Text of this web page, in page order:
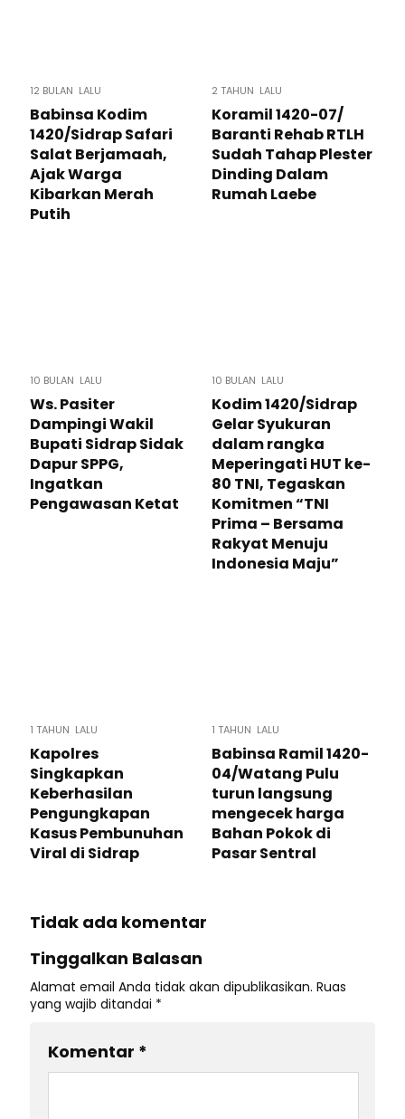
12 BULAN LALU
Babinsa Kodim
1420/Sidrap Safari
Salat Berjamaah,
Ajak Warga
Kibarkan Merah
Putih
2 TAHUN LALU
Koramil 1420-07/
Baranti Rehab RTLH
Sudah Tahap Plester
Dinding Dalam
Rumah Laebe
10 BULAN LALU
Ws. Pasiter
Dampingi Wakil
Bupati Sidrap Sidak
Dapur SPPG,
Ingatkan
Pengawasan Ketat
10 BULAN LALU
Kodim 1420/Sidrap
Gelar Syukuran
dalam rangka
Meperingati HUT ke-
80 TNI, Tegaskan
Komitmen “TNI
Prima – Bersama
Rakyat Menuju
Indonesia Maju”
1 TAHUN LALU
Kapolres
Singkapkan
Keberhasilan
Pengungkapan
Kasus Pembunuhan
Viral di Sidrap
1 TAHUN LALU
Babinsa Ramil 1420-
04/Watang Pulu
turun langsung
mengecek harga
Bahan Pokok di
Pasar Sentral
Tidak ada komentar
Tinggalkan Balasan
Alamat email Anda tidak akan dipublikasikan. Ruas
yang wajib ditandai *
Komentar *